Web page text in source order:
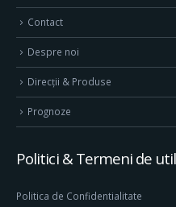
Contact
Despre noi
Direcţii & Produse
Prognoze
Politici & Termeni de
Politica de Confidentialitate